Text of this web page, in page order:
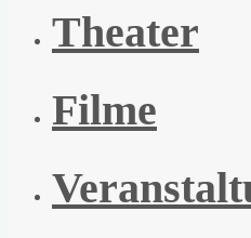
Theater
Filme